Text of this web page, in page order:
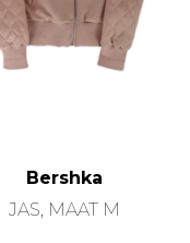
Bershka
JAS, MAAT M